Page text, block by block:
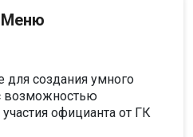
Меню
создания умного
возможностью
официанта от ГК